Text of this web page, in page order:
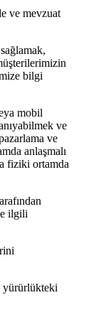
ve mevzuat
bilgi
mobil
ve
ve
anlaşmalı
fiziki ortamda
ilgili
yürürlükteki